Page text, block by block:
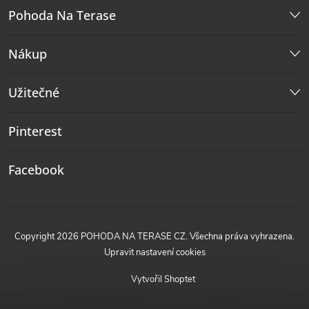
Pohoda Na Terase
Nákup
Užitečné
Pinterest
Facebook
Vytvořil Shoptet
Copyright 2026 POHODA NA TERASE CZ. Všechna práva vyhrazena.
Upravit nastavení cookies